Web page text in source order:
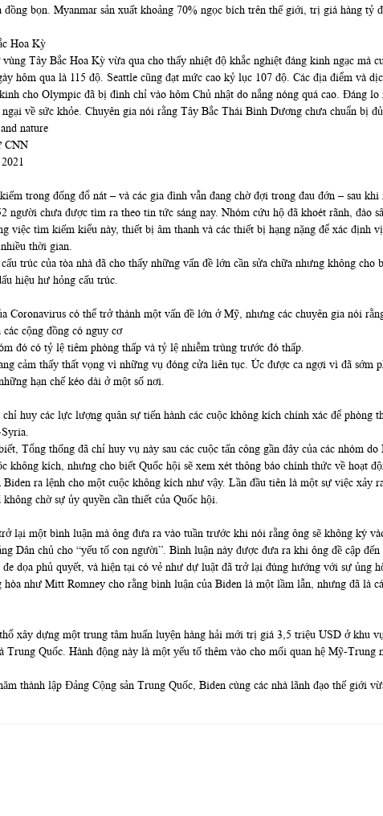
bọn. Myanmar sản xuất khoảng 70% ngọc bích trên thế giới, trị giá hàng tỷ
Hoa Kỳ
Tây Bắc Hoa Kỳ vừa qua cho thấy nhiệt độ khắc nghiệt đáng kinh ngạc mà
hôm qua là 115 độ. Seattle cũng đạt mức cao kỷ lục 107 độ. Các địa điểm và
cho Olympic đã bị đình chỉ vào hôm Chủ nhật do nắng nóng quá cao. Đáng
về sức khỏe. Chuyên gia nói rằng Tây Bắc Thái Bình Dương chưa chuẩn bị
CNN
trong đống đổ nát – và các gia đình vẫn đang chờ đợi trong đau đớn – sau
người chưa được tìm ra theo tin tức sáng nay. Nhóm cứu hộ đã khoét rãnh, đào
việc tìm kiếm kiểu này, thiết bị âm thanh và các thiết bị hạng nặng để xác
thời gian.
trúc của tòa nhà đã cho thấy những vấn đề lớn cần sửa chữa nhưng không
hiệu hư hỏng cấu trúc.
Coronavirus có thể trở thành một vấn đề lớn ở Mỹ, nhưng các chuyên gia nói
cộng đồng có nguy cơ
đó có tỷ lệ tiêm phòng thấp và tỷ lệ nhiễm trùng trước đó thấp.
cảm thấy thất vọng vì những vụ đóng cửa liên tục. Úc được ca ngợi vì đã sớm
hạn chế kéo dài ở một số nơi.
huy các lực lượng quân sự tiến hành các cuộc không kích chính xác để phòng
Tổng thống đã chỉ huy vụ này sau các cuộc tấn công gần đây của các nhóm
không kích, nhưng cho biết Quốc hội sẽ xem xét thông báo chính thức về hoạt
ra lệnh cho một cuộc không kích như vậy. Lần đầu tiên là một sự việc xảy
chờ sự ủy quyền cần thiết của Quốc hội.
lại một bình luận mà ông đưa ra vào tuần trước khi nói rằng ông sẽ không ký
Dân chủ cho “yếu tố con người”. Bình luận này được đưa ra khi ông đề cập
dọa phủ quyết, và hiện tại có vẻ như dự luật đã trở lại đúng hướng với sự ủng
như Mitt Romney cho rằng bình luận của Biden là một lầm lẫn, nhưng đã là
xây dựng một trung tâm huấn luyện hàng hải mới trị giá 3,5 triệu USD ở khu
Trung Quốc. Hành động này là một yếu tố thêm vào cho mối quan hệ Mỹ-
thành lập Đảng Cộng sản Trung Quốc, Biden cùng các nhà lãnh đạo thế giới